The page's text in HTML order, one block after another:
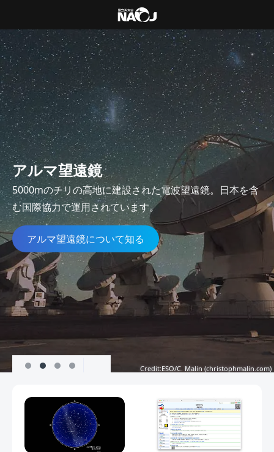
アルマ望遠鏡
5000mのチリの高地に建設された電波望遠鏡。日本を含
む国際協力で運用されています。
アルマ望遠鏡について知る
Credit:ESO/C. Malin (christophmalin.com)